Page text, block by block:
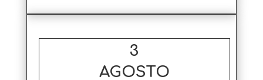
3
AGOSTO